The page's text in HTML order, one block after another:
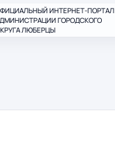
ИНТЕРНЕТ-ПОРТАЛ
ГОРОДСКОГО
ЛЮБЕРЦЫ